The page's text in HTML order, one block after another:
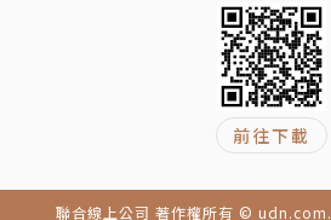
前往下載
聯合線上公司 著作權所有 ©